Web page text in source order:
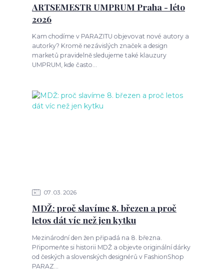
ARTSEMESTR UMPRUM Praha - léto
2026
Kam chodíme v PARAZITU objevovat nové autory a
autorky? Kromě nezávislých značek a design
marketů pravidelně sledujeme také klauzury
UMPRUM, kde často...
07 03 2026
MDŽ: proč slavíme 8. březen a proč
letos dát víc než jen kytku
Mezinárodní den žen připadá na 8. března.
Připomeňte si historii MDŽ a objevte originální dárky
od českých a slovenských designérů v FashionShop
PARAZ...